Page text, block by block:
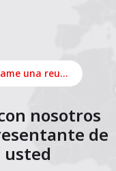
Programe una reunión en línea
nosotros
de
usted